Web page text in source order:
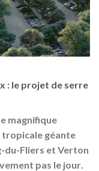
: le projet de serre
magnifique
géante
du-Fliers et Verton
pas le jour